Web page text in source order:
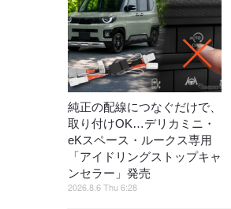
純正の配線につなぐだけで、
取り付けOK…デリカミニ・
eKスペース・ルークス専用
「アイドリングストップキャ
ンセラー」発売
2026.8.6 Thu 6:28